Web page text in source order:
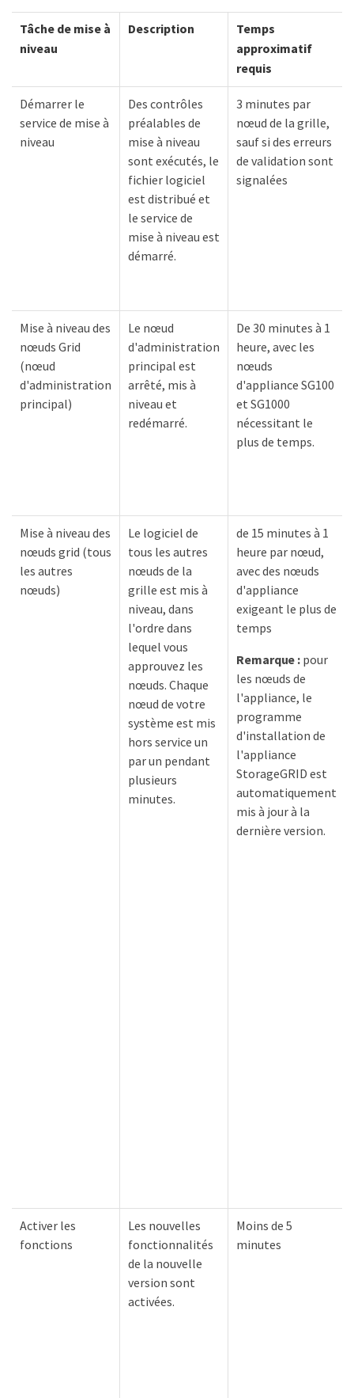
Tâche de mise à
niveau
Description
Temps
approximatif
requis
Démarrer le
service de mise à
niveau
Des contrôles
préalables de
mise à niveau
sont exécutés, le
fichier logiciel
est distribué et
le service de
mise à niveau est
démarré.
3 minutes par
nœud de la grille,
sauf si des erreurs
de validation sont
signalées
Mise à niveau des
nœuds Grid
(nœud
d'administration
principal)
Le nœud
d'administration
principal est
arrêté, mis à
niveau et
redémarré.
De 30 minutes à 1
heure, avec les
nœuds
d'appliance SG100
et SG1000
nécessitant le
plus de temps.
Mise à niveau des
nœuds grid (tous
les autres
nœuds)
Le logiciel de
tous les autres
nœuds de la
grille est mis à
niveau, dans
l'ordre dans
lequel vous
approuvez les
nœuds. Chaque
nœud de votre
système est mis
hors service un
par un pendant
plusieurs
minutes.
de 15 minutes à 1
heure par nœud,
avec des nœuds
d'appliance
exigeant le plus de
temps
Remarque : pour
les nœuds de
l'appliance, le
programme
d'installation de
l'appliance
StorageGRID est
automatiquement
mis à jour à la
dernière version.
Activer les
fonctions
Les nouvelles
fonctionnalités
de la nouvelle
version sont
activées.
Moins de 5
minutes